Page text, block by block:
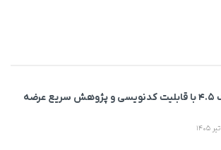
گروک ۴.۵ با قابلیت کدنویسی و پژوهش سریع عرضه